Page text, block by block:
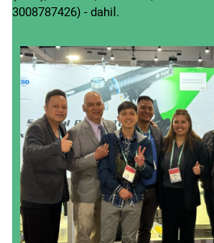
3008787426) - dahil.